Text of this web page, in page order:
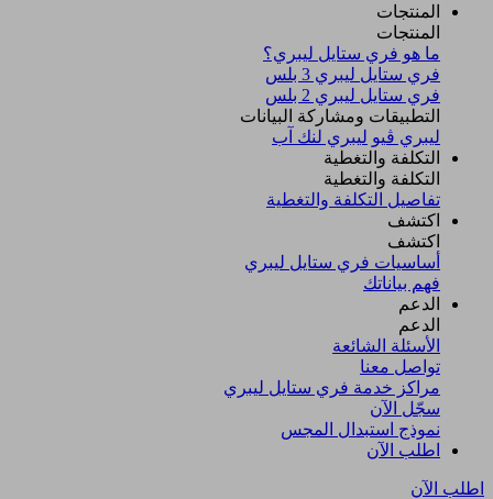
المنتجات
المنتجات
ما هو فري ستايل ليبري؟
فري ستايل ليبري 3 بلس​
فري ستايل ليبري 2 بلس​
التطبيقات ومشاركة البيانات
ليبري ڤيو ليبري لنك آب
التكلفة والتغطية
التكلفة والتغطية
تفاصيل التكلفة والتغطية
اكتشف​
اكتشف​
أساسيات فري ستايل ليبري
فهم بياناتك
الدعم
الدعم
الأسئلة الشائعة
تواصل معنا
مراكز خدمة فري ستايل ليبري
سجّل الآن​
نموذج استبدال المجس
اطلب الآن
اطلب الآن